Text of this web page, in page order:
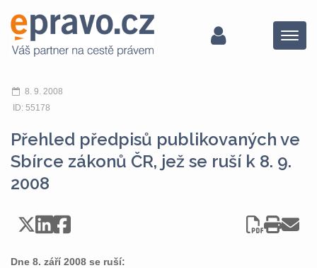
Menu
8. 9. 2008
ID: 55178
Přehled předpisů publikovaných ve
Sbírce zákonů ČR, jež se ruší k 8. 9.
2008
Dne 8. září 2008 se ruší: